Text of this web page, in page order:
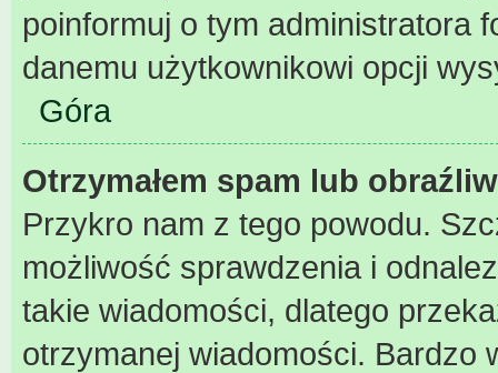
poinformuj o tym administratora
danemu użytkownikowi opcji
Góra
Otrzymałem spam lub
Przykro nam z tego powodu.
możliwość sprawdzenia i
takie wiadomości, dlatego
otrzymanej wiadomości. Bardzo